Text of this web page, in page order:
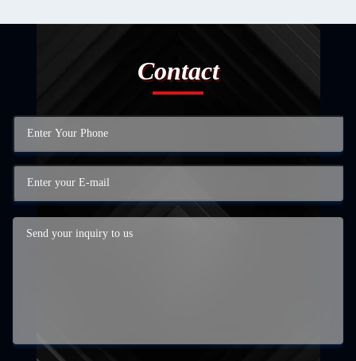
Contact